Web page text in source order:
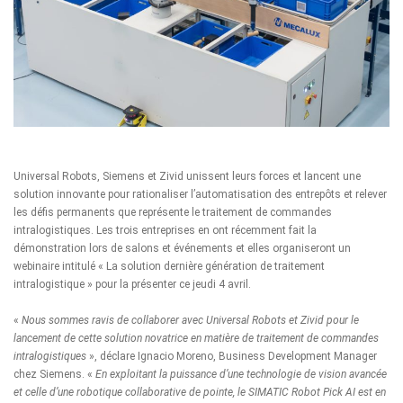
Universal Robots , Siemens et Zivid unissent leurs forces et lancent une
solution innovante pour rationaliser l’automatisation des entrepôts et relever
les défis permanents que représente le traitement de commandes
intralogistiques. Les trois entreprises en ont récemment fait la
démonstration lors de salons et événements et elles organiseront un
webinaire intitulé « La solution dernière génération de traitement
intralogistique » pour la présenter ce jeudi 4 avril.
« Nous sommes ravis de collaborer avec Universal Robots et Zivid pour le
lancement de cette solution novatrice en matière de traitement de commandes
intralogistiques », déclare Ignacio Moreno, Business Development Manager
chez Siemens. « En exploitant la puissance d’une technologie de vision avancée
et celle d’une robotique collaborative de pointe, le SIMATIC Robot Pick AI est en